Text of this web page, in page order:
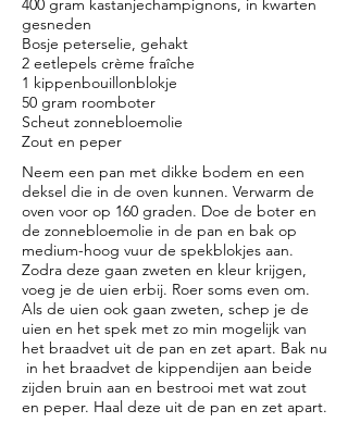
Neem een pan met dikke bodem en een
deksel die in de oven kunnen. Verwarm de
oven voor op 160 graden. Doe de boter en
de zonnebloemolie in de pan en bak op
medium-hoog vuur de spekblokjes aan.
Zodra deze gaan zweten en kleur krijgen,
voeg je de uien erbij. Roer soms even om.
Als de uien ook gaan zweten, schep je de
uien en het spek met zo min mogelijk van
het braadvet uit de pan en zet apart. Bak nu
in het braadvet de kippendijen aan beide
zijden bruin aan en bestrooi met wat zout
en peper. Haal deze uit de pan en zet apart.
400 gram kastanjechampignons, in kwarten
gesneden
Bosje peterselie, gehakt
2 eetlepels crème fraîche
1 kippenbouillonblokje
50 gram roomboter
Scheut zonnebloemolie
Zout en peper